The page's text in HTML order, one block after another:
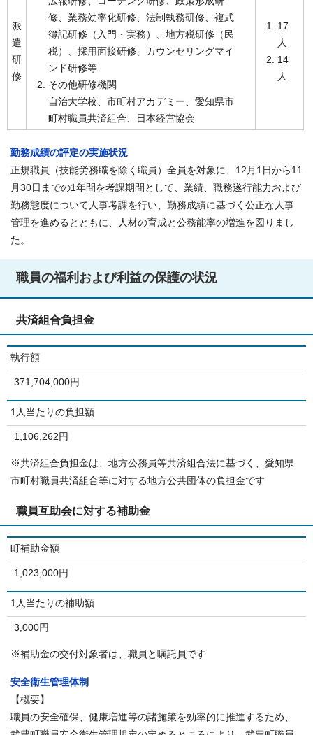
派
遣
研
修
修、業務効率化研修、法制執務研修、複式
簿記研修（入門・実務）、地方税研修（民
税）、採用面接研修、カウンセリングマイ
ンド研修等
その他研修機関
自治大学校、市町村アカデミー、愛知県市
町村職員共済組合、日本経営協会
17
人
14
人
勤務成績の評定の実施状況
正規職員（技能労務職を除く職員）全員を対象に、12月1日から11
月30日までの1年間を考課期間として、業績、職務遂行能力および
勤務態度について人事考課を行い、勤務成績に基づく公正な人事
管理を進めるとともに、人材の育成と公務能率の増進を図りまし
た。
職員の福利および利益の保護の状況
共済組合負担金
執行額
371,704,000円
1人当たりの負担額
1,106,262円
※共済組合負担金は、地方公務員等共済組合法に基づく、愛知県
市町村職員共済組合等に対する地方公共団体の負担金です
職員互助会に対する補助金
町補助金額
1,023,000円
1人当たりの補助額
3,000円
※補助金の交付対象者は、職員と嘱託員です
安全衛生管理体制
【概要】
職員の安全確保、健康増進等の諸施策を効率的に推進するため、